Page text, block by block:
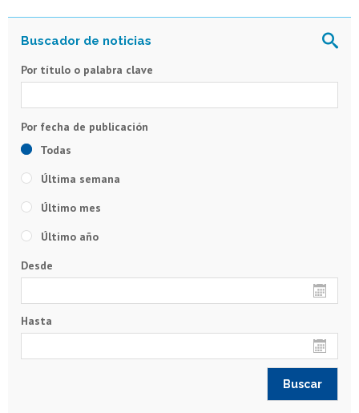
Por título o palabra clave
Todas
Última semana
Último mes
Último año
Desde
Hasta